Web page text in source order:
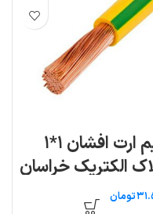
سیم ارت افشان ۱*۱
الکتریک خراسان
تومان